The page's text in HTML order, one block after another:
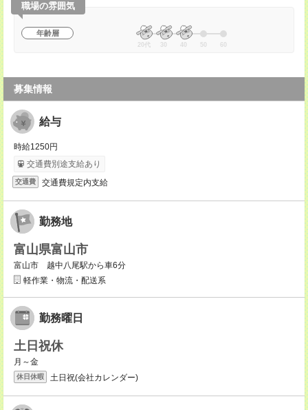
職場の雰囲気
年齢層
20代 30 40 50 60
募集情報
給与
時給1250円
交通費別途支給あり
交通費 交通費規定内支給
勤務地
富山県富山市
富山市 越中八尾駅から車6分
軽作業・物流・配送系
勤務曜日
土日祝休
月～金
休日休暇 土日祝(会社カレンダー)